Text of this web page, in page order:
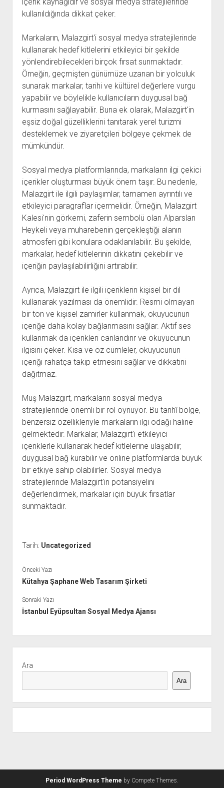
kullanıldığında dikkat çeker.
Markaların, Malazgirt'i sosyal medya stratejilerinde
kullanarak hedef kitlelerini etkileyici bir şekilde
yönlendirebilecekleri birçok fırsat sunmaktadır.
Örneğin, geçmişten günümüze uzanan bir yolculuk
sunarak markalar, tarihi ve kültürel değerlere vurgu
yapabilir ve böylelikle kullanıcıların duygusal bağ
kurmasını sağlayabilir. Buna ek olarak, Malazgirt'in
eşsiz doğal güzelliklerini tanıtarak yerel turizmi
desteklemek ve ziyaretçileri bölgeye çekmek de
mümkündür.
Sosyal medya platformlarında, markaların ilgi çekici
içerikler oluşturması büyük önem taşır. Bu nedenle,
Malazgirt ile ilgili paylaşımlar, tamamen ayrıntılı ve
etkileyici paragraflar içermelidir. Örneğin, Malazgirt
Kalesi'nin görkemi, zaferin sembolü olan Alparslan
Heykeli veya muharebenin gerçekleştiği alanın
atmosferi gibi konulara odaklanılabilir. Bu şekilde,
markalar, hedef kitlelerinin dikkatini çekebilir ve
içeriğin paylaşılabilirliğini artırabilir.
Ayrıca, Malazgirt ile ilgili içeriklerin kişisel bir dil
kullanarak yazılması da önemlidir. Resmi olmayan
bir ton ve kişisel zamirler kullanmak, okuyucunun
içeriğe daha kolay bağlanmasını sağlar. Aktif ses
kullanmak da içerikleri canlandırır ve okuyucunun
ilgisini çeker. Kısa ve öz cümleler, okuyucunun
içeriği rahatça takip etmesini sağlar ve dikkatini
dağıtmaz.
Muş Malazgirt, markaların sosyal medya
stratejilerinde önemli bir rol oynuyor. Bu tarihî bölge,
benzersiz özellikleriyle markaların ilgi odağı haline
gelmektedir. Markalar, Malazgirt'i etkileyici
içeriklerle kullanarak hedef kitlelerine ulaşabilir,
duygusal bağ kurabilir ve online platformlarda büyük
bir etkiye sahip olabilirler. Sosyal medya
stratejilerinde Malazgirt'in potansiyelini
değerlendirmek, markalar için büyük fırsatlar
sunmaktadır.
Tarih: Uncategorized
Önceki Yazı
Kütahya Şaphane Web Tasarım Şirketi
Sonraki Yazı
İstanbul Eyüpsultan Sosyal Medya Ajansı
Menü
Ara
Ara
Period WordPress Theme by Compete Themes.